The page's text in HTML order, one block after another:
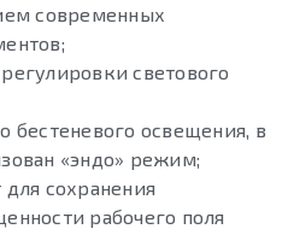
современных
светового
бестеневого освещения, в
«эндо» режим;
сохранения
рабочего поля